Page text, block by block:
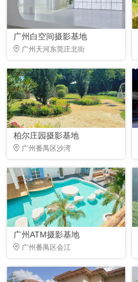
广州白空间摄影基地
广州天河东莞庄北街
柏尔庄园摄影基地
广州番禺区沙湾
广州ATM摄影基地
广州番禺区会江